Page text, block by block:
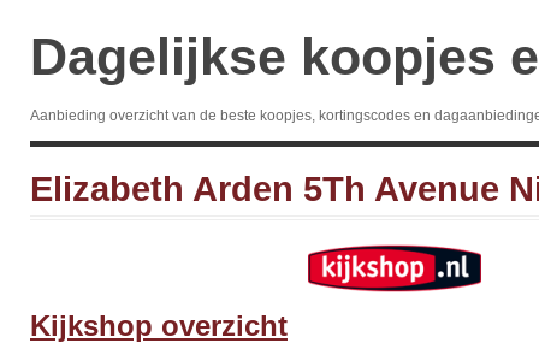
Dagelijkse koopjes
Aanbieding overzicht van de beste koopjes, kortingscodes en
Elizabeth Arden 5Th Avenue
Kijkshop overzicht